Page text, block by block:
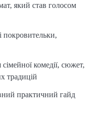
який став голосом
покровительки,
комедії, сюжет,
традицій
практичний гайд